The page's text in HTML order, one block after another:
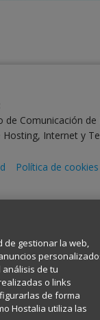
de Comunicación
Internet y
Política de cookies
Reservados
de gestionar la web,
de tu
o links
de forma
Hostalia utiliza las